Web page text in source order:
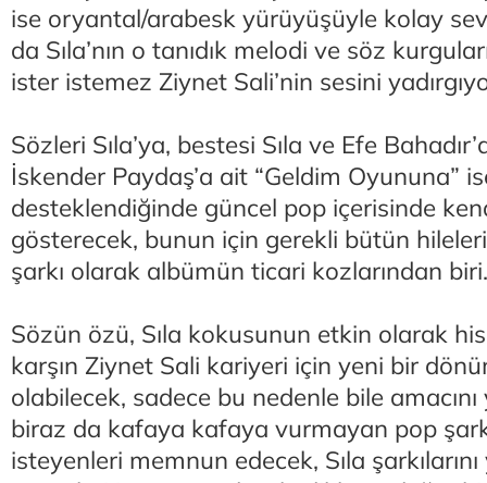
ise oryantal/arabesk yürüyüşüyle kolay
da Sıla’nın o tanıdık melodi ve söz
ister istemez Ziynet Sali’nin sesini
Sözleri Sıla’ya, bestesi Sıla ve Efe
İskender Paydaş’a ait “Geldim Oyununa”
desteklendiğinde güncel pop içerisinde
gösterecek, bunun için gerekli bütün
şarkı olarak albümün ticari kozlarından biri.
Sözün özü, Sıla kokusunun etkin olarak
karşın Ziynet Sali kariyeri için yeni bir
olabilecek, sadece bu nedenle bile
biraz da kafaya kafaya vurmayan pop
isteyenleri memnun edecek, Sıla